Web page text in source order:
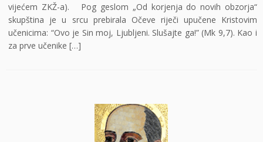
vijećem ZKŽ-a). Pog geslom „Od korjenja do novih obzorja“
skupština je u srcu prebirala Očeve riječi upučene Kristovim
učenicima: “Ovo je Sin moj, Ljubljeni. Slušajte ga!” (Mk 9,7). Kao i
za prve učenike […]